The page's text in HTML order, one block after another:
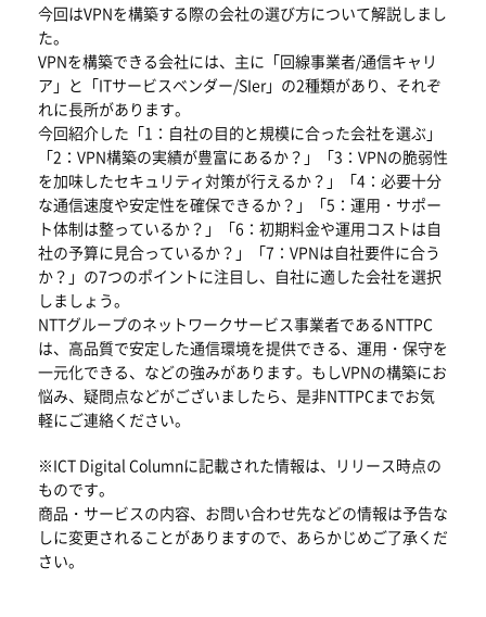
今回はVPNを構築する際の会社の選び方について解説しまし
た。
VPNを構築できる会社には、主に「回線事業者/通信キャリ
ア」と「ITサービスベンダー/SIer」の2種類があり、それぞ
れに長所があります。
今回紹介した「1：自社の目的と規模に合った会社を選ぶ」
「2：VPN構築の実績が豊富にあるか？」「3：VPNの脆弱性
を加味したセキュリティ対策が行えるか？」「4：必要十分
な通信速度や安定性を確保できるか？」「5：運用・サポー
ト体制は整っているか？」「6：初期料金や運用コストは自
社の予算に見合っているか？」「7：VPNは自社要件に合う
か？」の7つのポイントに注目し、自社に適した会社を選択
しましょう。
NTTグループのネットワークサービス事業者であるNTTPC
は、高品質で安定した通信環境を提供できる、運用・保守を
一元化できる、などの強みがあります。もしVPNの構築にお
悩み、疑問点などがございましたら、是非NTTPCまでお気
軽にご連絡ください。
※ICT Digital Columnに記載された情報は、リリース時点の
ものです。
商品・サービスの内容、お問い合わせ先などの情報は予告な
しに変更されることがありますので、あらかじめご了承くだ
さい。